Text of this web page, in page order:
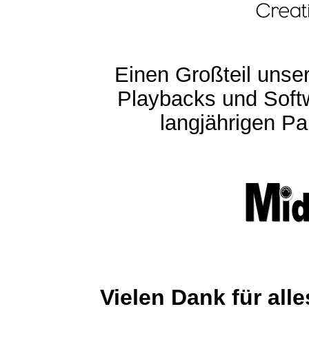
Einen Großteil
Playbacks und
langjährigen
Vielen Dank für